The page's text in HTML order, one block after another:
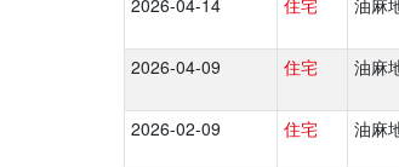
2026-04-14 住宅 油麻
2026-04-09 住宅 油麻
2026-02-09 住宅 油麻